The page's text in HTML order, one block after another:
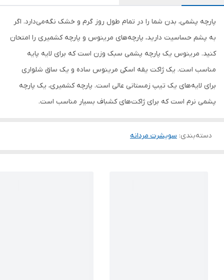
پارچه پشمی، بدن شما را در تمام طول روز گرم و خشک نگه‌می‌دارد. اگر
به پشم حساسیت دارید، پارچه‌های مرینوس و پارچه کشمیری را امتحان
کنید. مرینوس یک پارچه پشمی سبک وزن است که برای لایه پایه
مناسب است. یک ژاکت یقه اسکی مرینوس ساده و یک ساق شلواری
برای لایه‌های یک تیپ زمستانی عالی است. پارچه کشمیری، یک پارچه
پشمی نرم است که برای ژاکت‌های کشباف بسیار مناسب است.
دسته‌بندی: سویشرت مردانه